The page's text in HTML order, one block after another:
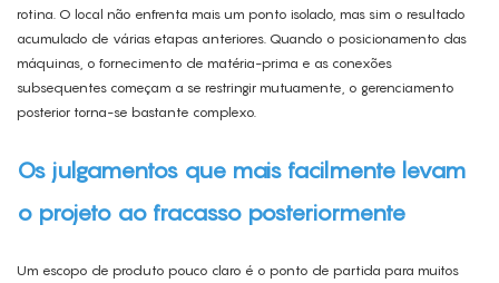
rotina. O local não enfrenta mais um ponto isolado, mas sim o resultado
acumulado de várias etapas anteriores. Quando o posicionamento das
máquinas, o fornecimento de matéria-prima e as conexões
subsequentes começam a se restringir mutuamente, o gerenciamento
posterior torna-se bastante complexo.
Os julgamentos que mais facilmente levam
o projeto ao fracasso posteriormente
Um escopo de produto pouco claro é o ponto de partida para muitos